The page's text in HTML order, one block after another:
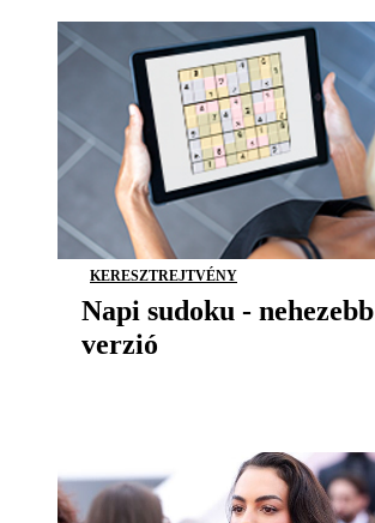
KERESZTREJTVÉNY
Napi sudoku - nehezebb
verzió